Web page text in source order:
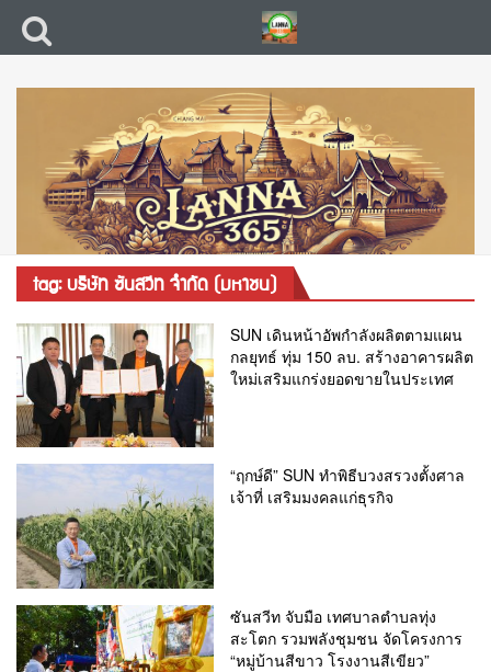
tag: บริษัท ซันสวีท จำกัด (มหาชน)
SUN เดินหน้าอัพกำลังผลิตตามแผน
กลยุทธ์ ทุ่ม 150 ลบ. สร้างอาคารผลิต
ใหม่เสริมแกร่งยอดขายในประเทศ
“ฤกษ์ดี” SUN ทำพิธีบวงสรวงตั้งศาล
เจ้าที่ เสริมมงคลแก่ธุรกิจ
ซันสวีท จับมือ เทศบาลตำบลทุ่ง
สะโตก รวมพลังชุมชน จัดโครงการ
“หมู่บ้านสีขาว โรงงานสีเขียว”